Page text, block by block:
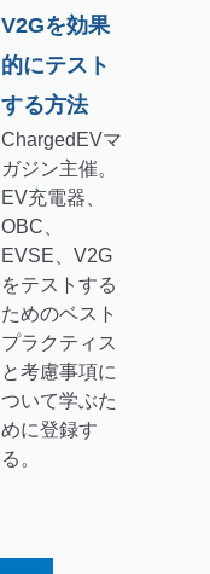
V2Gを効果
的にテスト
する方法
ChargedEVマ
ガジン主催。
EV充電器、
OBC、
EVSE、V2G
をテストする
ためのベスト
プラクティス
と考慮事項に
ついて学ぶた
めに登録す
る。